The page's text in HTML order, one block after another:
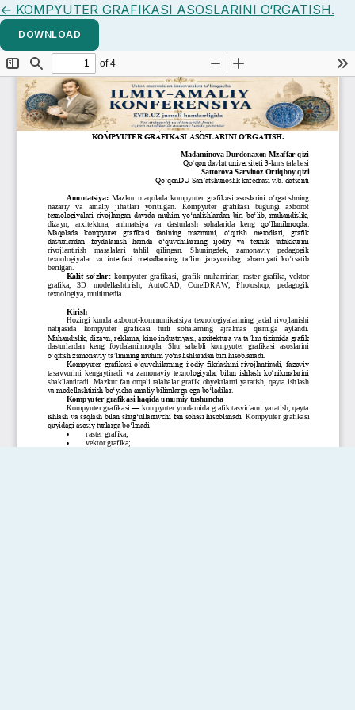
← Return to Article Details
KOMPYUTER GRAFIKASI ASOSLARINI O‘RGATISH.
DOWNLOAD